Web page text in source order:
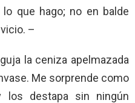
que hago; no en balde
–
la ceniza apelmazada
Me sorprende como
los destapa sin ningún